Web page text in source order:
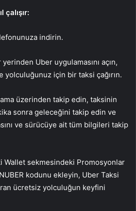
çalışır:
indirin.
Uber uygulamasını açın,
yolculuğunuz için bir taksi çağırın.
üzerinden takip edin, taksinin
sonra geleceğini takip edin ve
ve sürücüye ait tüm bilgileri takip
Wallet sekmesindeki Promosyonlar
kodunu ekleyin, Uber Taksi
ücretsiz yolculuğun keyfini